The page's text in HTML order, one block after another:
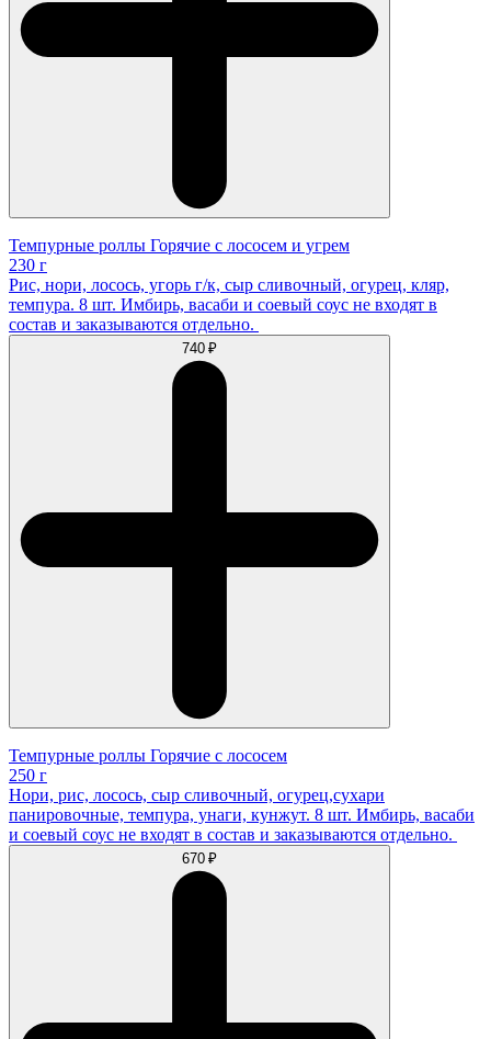
Темпурные роллы Горячие с лососем и угрем
230 г
Рис, нори, лосось, угорь г/к, сыр сливочный, огурец, кляр,
темпура. 8 шт. Имбирь, васаби и соевый соус не входят в
состав и заказываются отдельно.
740 ₽
Темпурные роллы Горячие с лососем
250 г
Нори, рис, лосось, сыр сливочный, огурец,сухари
панировочные, темпура, унаги, кунжут. 8 шт. Имбирь, васаби
и соевый соус не входят в состав и заказываются отдельно.
670 ₽